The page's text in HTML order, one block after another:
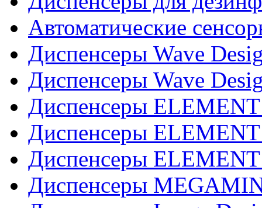
Автоматические
Диспенсеры Wave
Диспенсеры Wave
Диспенсеры
Диспенсеры
Диспенсеры
Диспенсеры